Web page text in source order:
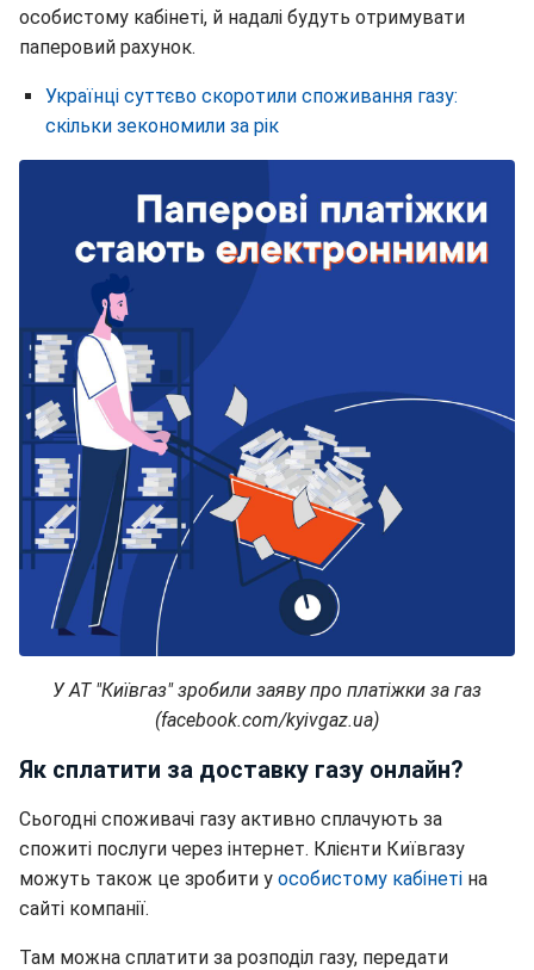
особистому кабінеті, й надалі будуть отримувати
паперовий рахунок.
Українці суттєво скоротили споживання газу:
скільки зекономили за рік
У АТ "Київгаз" зробили заяву про платіжки за газ
(facebook.com/kyivgaz.ua)
Як сплатити за доставку газу онлайн?
Сьогодні споживачі газу активно сплачують за
спожиті послуги через інтернет. Клієнти Київгазу
можуть також це зробити у особистому кабінеті на
сайті компанії.
Там можна сплатити за розподіл газу, передати